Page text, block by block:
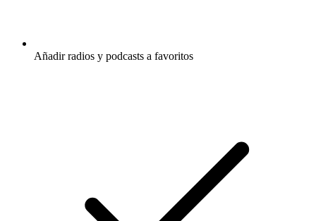
Añadir radios y podcasts a favoritos